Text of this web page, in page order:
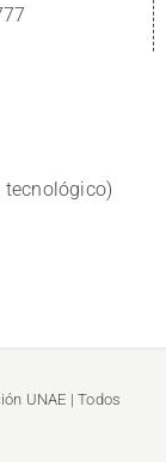
tecnológico)
UNAE | Todos